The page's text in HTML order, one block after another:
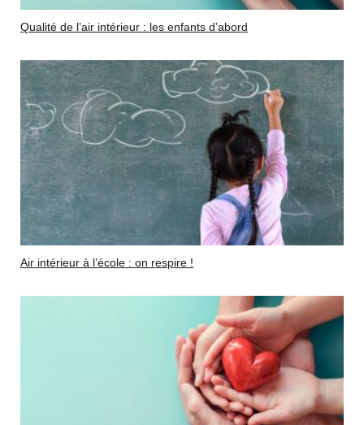
Qualité de l’air intérieur : les enfants d’abord
Air intérieur à l’école : on respire !